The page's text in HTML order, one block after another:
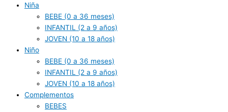
Niña
BEBE (0 a 36 meses)
INFANTIL (2 a 9 años)
JOVEN (10 a 18 años)
Niño
BEBE (0 a 36 meses)
INFANTIL (2 a 9 años)
JOVEN (10 a 18 años)
Complementos
BEBES